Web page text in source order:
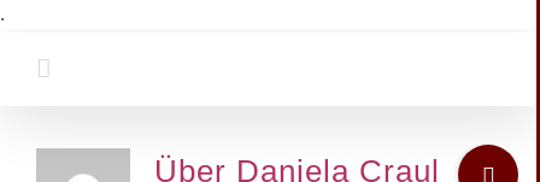
.
Über Daniela Craul
Toggle